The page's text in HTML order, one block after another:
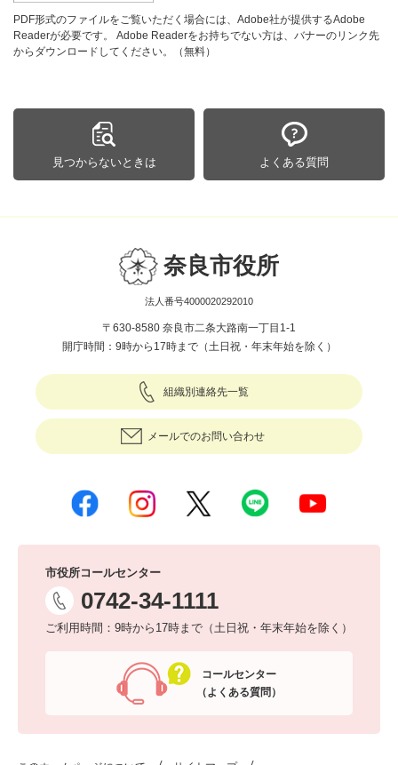
PDF形式のファイルをご覧いただく場合には、Adobe社が提供するAdobe
Readerが必要です。
Adobe Readerをお持ちでない方は、バナーのリンク先
からダウンロードしてください。（無料）
見つからないときは よくある質問
奈良市役所
法人番号4000020292010
〒630-8580 奈良市二条大路南一丁目1-1
開庁時間：9時から17時まで（土日祝・年末年始を除く）
組織別連絡先一覧
メールでのお問い合わせ
市役所コールセンター
0742-34-1111
ご利用時間：9時から17時まで（土日祝・年末年始を除く）
コールセンター
（よくある質問）